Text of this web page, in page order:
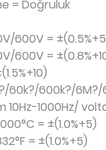
= Doğruluk
600V =
600V =
60k?/600k?/6M?/
10Hz-1000Hz/
= ±(1.0%+5)
= ±(1.0%+5)